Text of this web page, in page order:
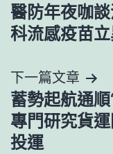
章
覽
醫防年夜咖
科流感疫苗
下一篇文章
蓄勢起航通
專門研究貨
投運